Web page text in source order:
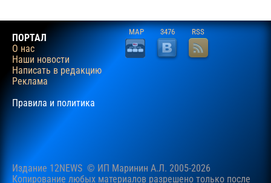
ПОРТАЛ
О нас
Наши новости
Написать в редакцию
Реклама
Правила и политика
MAP 3476 RSS
Издание 12NEWS © ИП Маринин А.Л. 2005-2026
Копирование любых материалов разрешено только после